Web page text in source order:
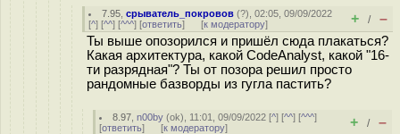
7.95 ,срыватель_покровов (?), 02:05, 09/09/2022
[^] [^^] [^^^] [ответить] [к модератору] + / –
Ты выше опозорился и пришёл сюда плакаться?
Какая архитектура, какой CodeAnalyst, какой "16-
ти разрядная"? Ты от позора решил просто
рандомные базворды из гугла пастить?
8.97 ,n00by (ok), 11:01, 09/09/2022 [^] [^^] [^^^]
[ответить] [к модератору] + / –